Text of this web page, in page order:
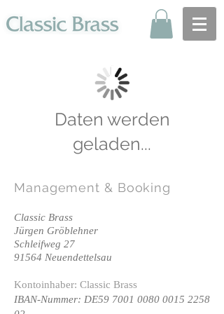
Daten werden
geladen...
Management & Booking
Classic Brass
Jürgen Gröblehner
Schleifweg 27
91564 Neuendettelsau
Kontoinhaber: Classic Brass
IBAN-Nummer: DE59 7001 0080 0015 2258